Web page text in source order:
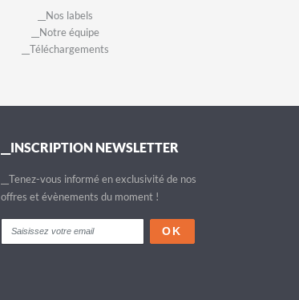
__Nos labels
__Notre équipe
__Téléchargements
__INSCRIPTION NEWSLETTER
__Tenez-vous informé en exclusivité de nos
offres et évènements du moment !